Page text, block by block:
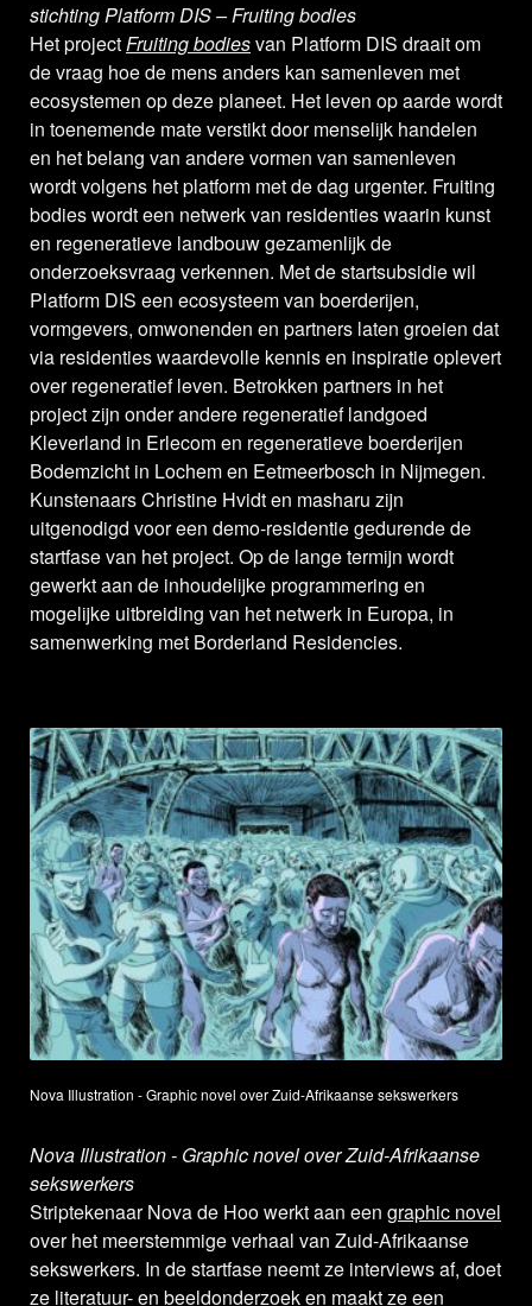
stichting Platform DIS – Fruiting bodies
Het projectFruiting bodiesvan Platform DIS draait om
de vraag hoe de mens anders kan samenleven met
ecosystemen op deze planeet. Het leven op aarde wordt
in toenemende mate verstikt door menselijk handelen
en het belang van andere vormen van samenleven
wordt volgens het platform met de dag urgenter. Fruiting
bodies wordt een netwerk van residenties waarin kunst
en regeneratieve landbouw gezamenlijk de
onderzoeksvraag verkennen. Met de startsubsidie wil
Platform DIS een ecosysteem van boerderijen,
vormgevers, omwonenden en partners laten groeien dat
via residenties waardevolle kennis en inspiratie oplevert
over regeneratief leven. Betrokken partners in het
project zijn onder andere regeneratief landgoed
Kleverland in Erlecom en regeneratieve boerderijen
Bodemzicht in Lochem en Eetmeerbosch in Nijmegen.
Kunstenaars Christine Hvidt en masharu zijn
uitgenodigd voor een demo-residentie gedurende de
startfase van het project. Op de lange termijn wordt
gewerkt aan de inhoudelijke programmering en
mogelijke uitbreiding van het netwerk in Europa, in
samenwerking met Borderland Residencies.
Nova Illustration - Graphic novel over Zuid-Afrikaanse sekswerkers
Nova Illustration - Graphic novel over Zuid-Afrikaanse
sekswerkers
Striptekenaar Nova de Hoo werkt aan een graphic novel
over het meerstemmige verhaal van Zuid-Afrikaanse
sekswerkers. In de startfase neemt ze interviews af, doet
ze literatuur- en beeldonderzoek en maakt ze een